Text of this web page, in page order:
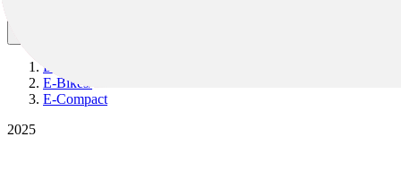
Bikes
E-Bikes
E-Compact
2025